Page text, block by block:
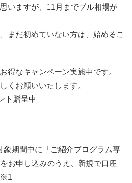
いますが、11月までブル相場が
まだ初めていない方は、始めるこ
得なキャンペーン実施中です。
くお願いいたします。
ト贈呈中
期間中に「ご紹介プログラム専
お申し込みのうえ、新規で口座
※1